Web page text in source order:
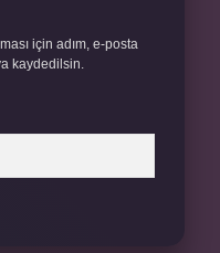
için adım, e-posta
kaydedilsin.